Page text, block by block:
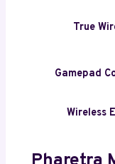
True
Gamepad
Wireless